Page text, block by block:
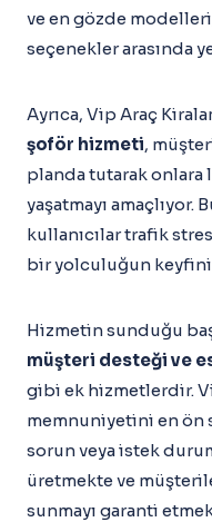
ve en gözde
seçenekler arasında
Ayrıca, Vip Araç
şoför hizmeti,
planda tutarak onlara
yaşatmayı amaçlıyor.
kullanıcılar trafik
bir yolculuğun keyfini
Hizmetin sunduğu
müşteri desteği ve
gibi ek hizmetlerdir.
memnuniyetini en ön
sorun veya istek
üretmekte ve
sunmayı garanti